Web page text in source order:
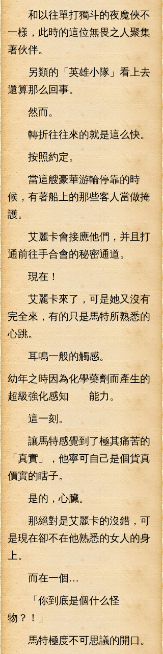
和以往單打獨斗的夜魔俠不
一樣，此時的這位無畏之人聚集
著伙伴。
另類的「英雄小隊」看上去
還算那么回事。
然而。
轉折往往來的就是這么快。
按照約定。
當這艘豪華游輪停靠的時
候，有著船上的那些客人當做掩
護。
艾麗卡會接應他們，并且打
通前往手合會的秘密通道。
現在！
艾麗卡來了，可是她又沒有
完全來，有的只是馬特所熟悉的
心跳。
耳鳴一般的觸感。
幼年之時因為化學藥劑而產生的
超級強化感知 能力。
這一刻。
讓馬特感覺到了極其痛苦的
「真實」，他寧可自己是個貨真
價實的瞎子。
是的，心臟。
那絕對是艾麗卡的沒錯，可
是現在卻不在他熟悉的女人的身
上。
而在一個…
「你到底是個什么怪
物？！」
馬特極度不可思議的開口。